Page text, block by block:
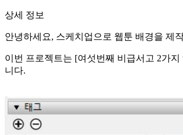
상세 정보
안녕하세요, 스케치업으로 웹툰 배경을 제
이번 프로젝트는 [여섯번째 비급서고 2가지
니다.